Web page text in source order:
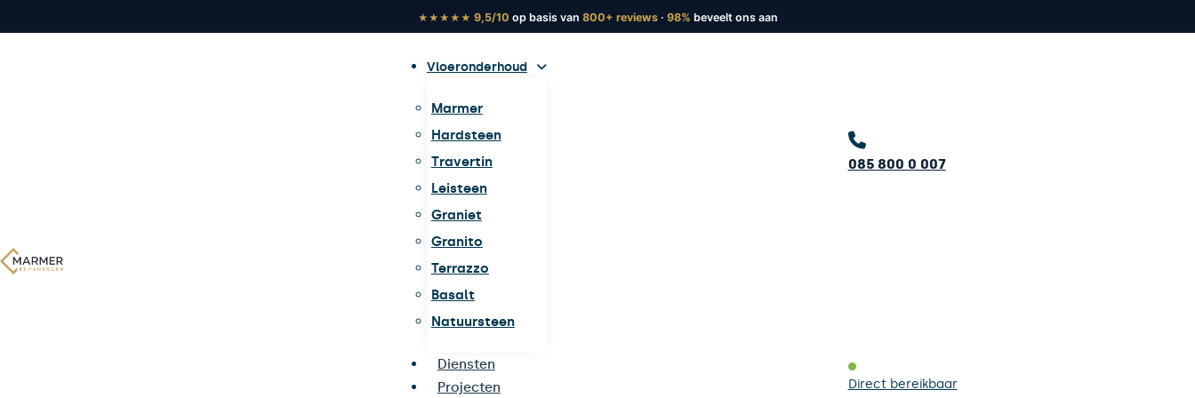
★★★★★ 9,5/10 op basis van 800+ reviews· 98% beveelt ons aan
Vloeronderhoud
Marmer
Hardsteen
Travertin
Leisteen
Graniet
Granito
Terrazzo
Basalt
Natuursteen
Diensten
Projecten
085 800 0 007
Direct bereikbaar